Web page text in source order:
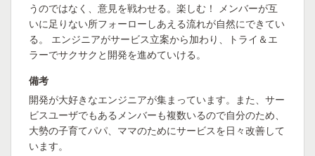
うのではなく、意見を戦わせる。楽しむ！ メンバーが互
いに足りない所フォーローしあえる流れが自然にできてい
る。 エンジニアがサービス立案から加わり、トライ＆エ
ラーでサクサクと開発を進めていける。
備考
開発が大好きなエンジニアが集まっています。また、サー
ビスユーザでもあるメンバーも複数いるので自分のため、
大勢の子育てパパ、ママのためにサービスを日々改善して
います。